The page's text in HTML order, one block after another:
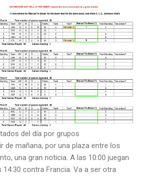
del día por grupos
de mañana, por una plaza entre los
una gran noticia. A las 10:00 juegan
14:30 contra Francia. Va a ser otra